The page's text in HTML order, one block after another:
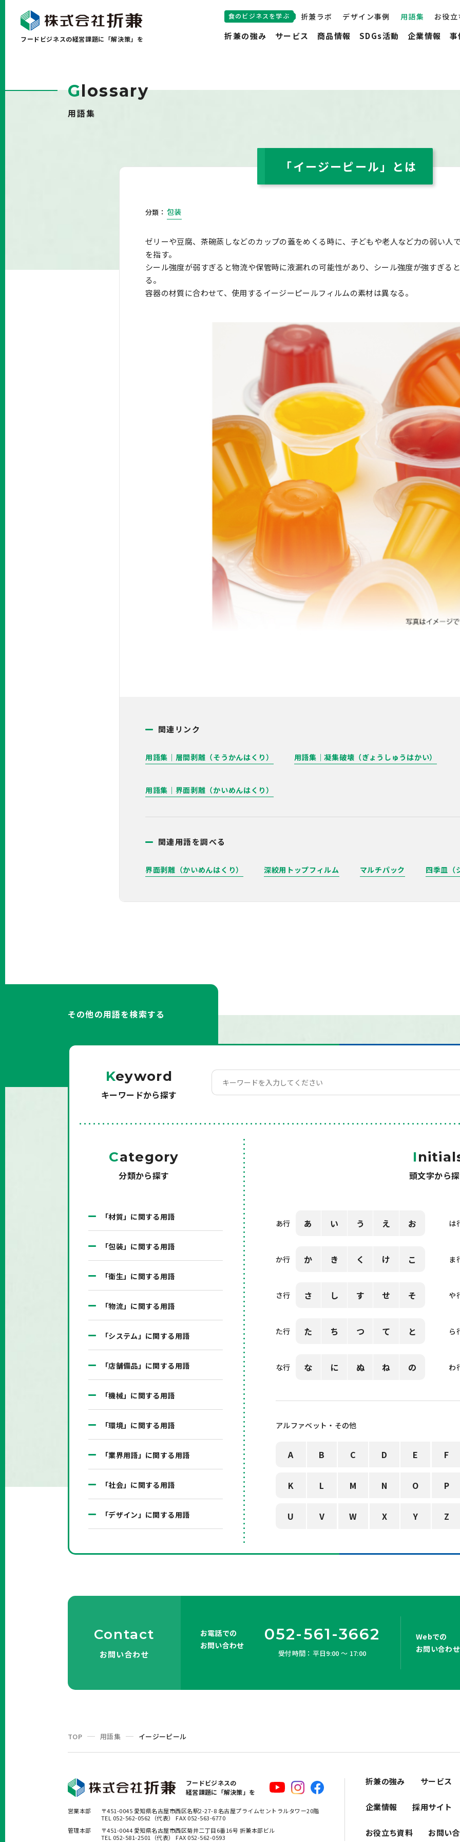
フードビジネスの経営課題に「解決策」を
食のビジネスを学ぶ 折兼ラボ デザイン事例 用語集 お役
折兼の強み サービス 商品情報 SDGs活動 企業情報 事
Glossary
用語集
「イージーピール」とは
分類： 包装
ゼリーや豆腐、茶碗蒸しなどのカップの蓋をめくる時に、子どもや老人など力の弱い人
を指す。
シール強度が弱すぎると物流や保管時に液漏れの可能性があり、シール強度が強すぎる
る。
容器の材質に合わせて、使用するイージーピールフィルムの素材は異なる。
関連リンク
用語集｜層間剥離（そうかんはくり） 用語集｜凝集破壊（ぎょうしゅうはかい）
用語集｜界面剥離（かいめんはくり）
関連用語を調べる
界面剥離（かいめんはくり） 深絞用トップフィルム マルチパック 四季皿（
その他の用語を検索する
Keyword
キーワードから探す
Category
分類から探す
「材質」に関する用語
「包装」に関する用語
「衛生」に関する用語
「物流」に関する用語
「システム」に関する用語
「店舗備品」に関する用語
「機械」に関する用語
「環境」に関する用語
「業界用語」に関する用語
「社会」に関する用語
「デザイン」に関する用語
I
頭文字から
あ行 あ い う え お
か行 か き く け こ
さ行 さ し す せ そ
た行 た ち つ て と
な行 な に ぬ ね の
は
ま
や
ら
わ
アルファベット・その他
A B C D E F
K L M N O P
U V W X Y Z
Contact
お問い合わせ
お電話での
お問い合わせ
052-561-3662
受付時間：平日9:00 ～ 17:00
Webでの
お問い合わせ
TOP 用語集 イージーピール
フードビジネスの
経営課題に「解決策」を
営業本部
〒451-0045 愛知県名古屋市西区名駅2-27-8 名古屋プライムセントラルタワー20階
TEL 052-562-0562（代表） FAX 052-563-6770
管理本部
〒451-0044 愛知県名古屋市西区菊井二丁目6番16号 折兼本部ビル
TEL 052-581-2501（代表） FAX 052-562-0593
折兼の強み サービス
企業情報 採用サイト
お役立ち資料 お問い